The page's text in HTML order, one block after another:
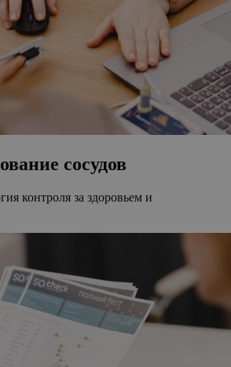
сосудов
контроля за здоровьем и